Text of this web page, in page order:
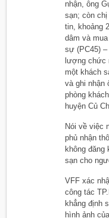
nhận, ông
sạn; còn
tin, khoảng
dâm và
sự (PC45)
lượng chức
một khách
và ghi nhận
phòng
huyện Củ
Nói về việc
phủ nhận
không
sạn cho
VFF xác
công tác
khẳng định
hình ảnh